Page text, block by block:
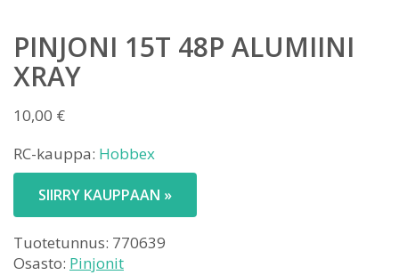
PINJONI 15T 48P ALUMIINI
XRAY
10,00 €
RC-kauppa: Hobbex
SIIRRY KAUPPAAN »
Tuotetunnus: 770639
Osasto: Pinjonit